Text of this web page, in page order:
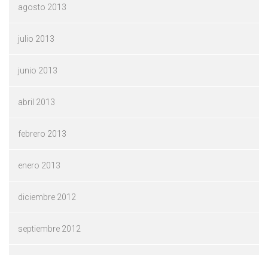
agosto 2013
julio 2013
junio 2013
abril 2013
febrero 2013
enero 2013
diciembre 2012
septiembre 2012